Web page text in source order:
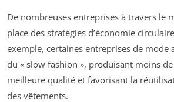
De nombreuses entreprises à travers le
place des stratégies d’économie
exemple, certaines entreprises de mode
du « slow fashion », produisant moins
meilleure qualité et favorisant la
des vêtements.